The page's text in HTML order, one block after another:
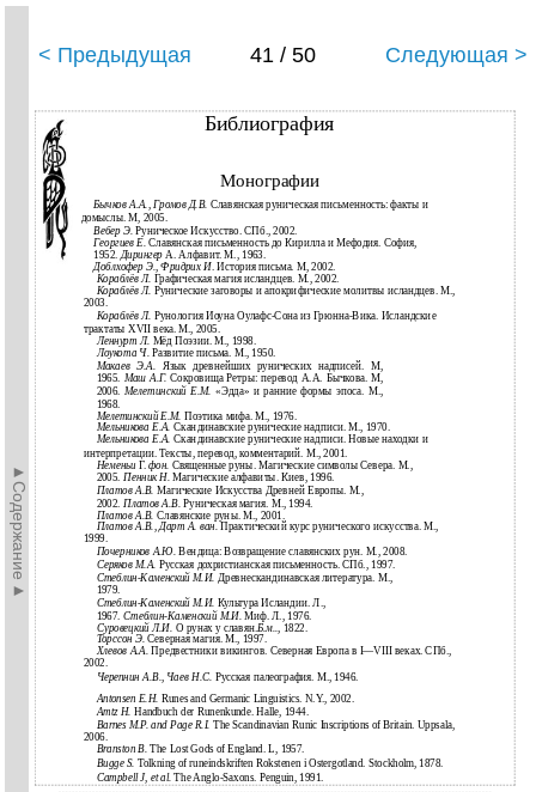
►Содержание►
< Предыдущая 41 / 50 Следующая >
Библиография
Монографии
Бычков А.А., Громов Д.В. Славянская руническая письменность: факты и
домыслы. М, 2005.
Вебер Э. Руническое Искусство. СПб., 2002.
Георгиев Е.Славянская письменность до Кирилла и Мефодия. София,
1952.ДирингерА. Алфавит. М., 1963.
Доблхофер Э., Фридрих И. История письма. М, 2002.
Кораблёв Л. Графическая магия исландцев. М., 2002.
Кораблёв Л. Рунические заговоры и апокрифические молитвы исландцев. М.,
2003.
Кораблёв Л. Рунология Иоуна Оулафс-Сона из Грюнна-Вика. Исландские
трактаты XVII века. М., 2005.
Леннурт Л. Мёд Поэзии. М., 1998.
Лоукота Ч. Развитие письма. М., 1950.
Макаев Э.А.
Язык древнейших рунических надписей. М,
1965. Маш А.Г.Сокровища Ретры: перевод А.А. Бычкова. М,
2006.Мелетинский Е.М.«Эдда» и ранние формы эпоса. М.,
1968.
Мелетинский Е.М. Поэтика мифа. М., 1976.
Мельникова Е.А. Скандинавские рунические надписи. М., 1970.
Мельникова Е.А. Скандинавские рунические надписи. Новые находки и
интерпретации. Тексты, перевод, комментарий. М., 2001.
Неменьи Г.фон. Священные руны. Магические символы Севера. М.,
2005. Пенник Н.Магические алфавиты. Киев, 1996.
Платов А.В. Магические Искусства Древней Европы. М.,
2002. Платов А.В.Руническая магия. М., 1994.
Платов А.В. Славянские руны. М., 2001.
Платов А.В., Дарт А. ван.Практический курс рунического искусства. М.,
1999.
Почерников А.Ю.Вендица: Возвращение славянских рун. М., 2008.
Серяков М.А. Русская дохристианская письменность. СПб., 1997.
Стеблин-КаменскийМ.И. Древнескандинавская литература. М.,
1979.
Стеблин-Каменский М.И. Культура Исландии. Л.,
1967. Стеблин-Каменский М.И.Миф. Л., 1976.
Суровецкий Л.И. О рунах у славян. Б.м..,
1822.
Торссон Э.Северная магия. М., 1997.
Хлевов А.А.Предвестники викингов. Северная Европа в I—VIII веках. СПб.,
2002.
Черепнин А.В., Чаев Н.С. Русская палеография. М., 1946.
Antonsen E.H. Runes and Germanic Linguistics. N.Y., 2002.
Amtz H. Handbuch der Runenkunde. Halle, 1944.
Barnes M.P. and Page R.I. The Scandinavian Runic Inscriptions of Britain. Uppsala,
2006.
Branston B.The Lost Gods of England. L, 1957.
Bugge S. Tolkning of runeindskriften Rokstenen i Ostergotland. Stockholm, 1878.
Campbell J, et al.The Anglo-Saxons. Penguin, 1991.